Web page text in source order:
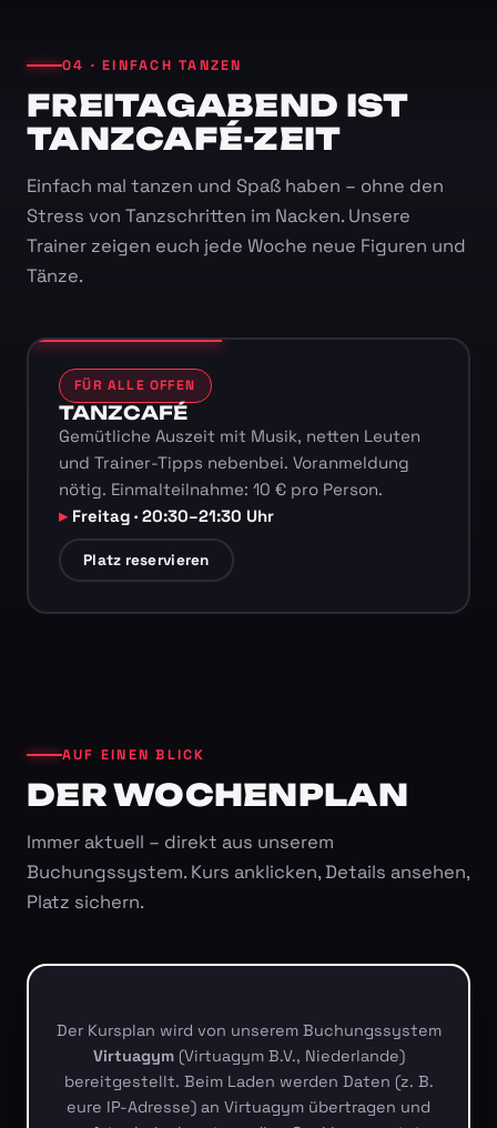
04 · EINFACH TANZEN
FREITAGABEND IST
TANZCAFÉ-ZEIT
Einfach mal tanzen und Spaß haben – ohne den
Stress von Tanzschritten im Nacken. Unsere
Trainer zeigen euch jede Woche neue Figuren und
Tänze.
FÜR ALLE OFFEN
TANZCAFÉ
Gemütliche Auszeit mit Musik, netten Leuten
und Trainer-Tipps nebenbei. Voranmeldung
nötig. Einmalteilnahme: 10 € pro Person.
Freitag · 20:30–21:30 Uhr
Platz reservieren
AUF EINEN BLICK
DER WOCHENPLAN
Immer aktuell – direkt aus unserem
Buchungssystem. Kurs anklicken, Details ansehen,
Platz sichern.
Der Kursplan wird von unserem Buchungssystem
Virtuagym(Virtuagym B.V., Niederlande)
bereitgestellt. Beim Laden werden Daten (z. B.
eure IP-Adresse) an Virtuagym übertragen und